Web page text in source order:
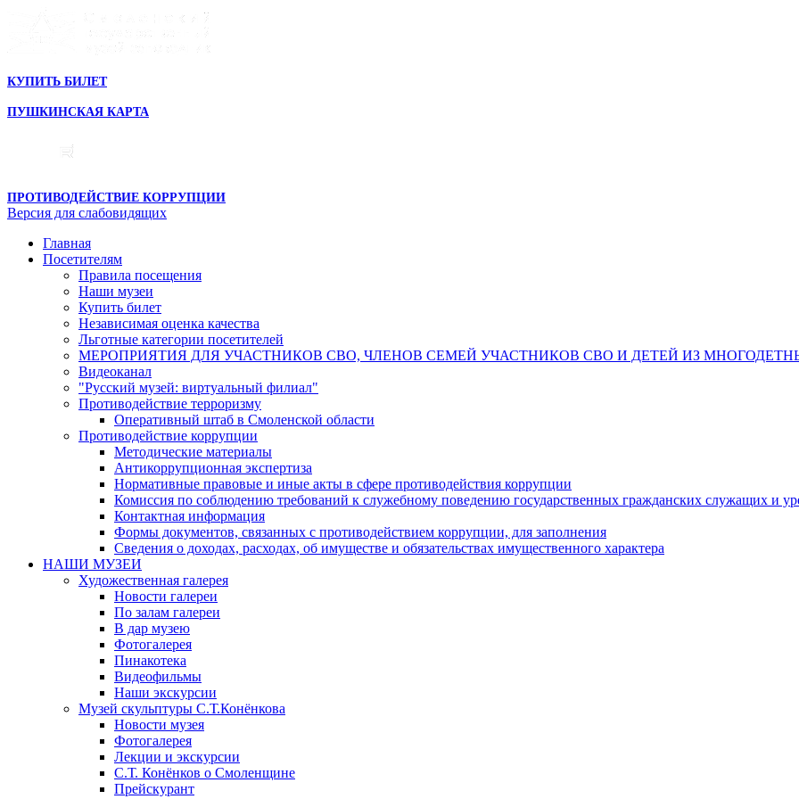
КУПИТЬ БИЛЕТ
ПУШКИНСКАЯ КАРТА
ПРОТИВОДЕЙСТВИЕ КОРРУПЦИИ
Версия для слабовидящих
Главная
Посетителям
Правила посещения
Наши музеи
Купить билет
Независимая оценка качества
Льготные категории посетителей
МЕРОПРИЯТИЯ ДЛЯ УЧАСТНИКОВ СВО, ЧЛЕНОВ СЕМЕЙ УЧАСТНИКОВ СВО И ДЕТЕЙ ИЗ
Видеоканал
"Русский музей: виртуальный филиал"
Противодействие терроризму
Оперативный штаб в Смоленской области
Противодействие коррупции
Методические материалы
Антикоррупционная экспертиза
Нормативные правовые и иные акты в сфере противодействия коррупции
Комиссия по соблюдению требований к служебному поведению государственных гражданских служащих и
Контактная информация
Формы документов, связанных с противодействием коррупции, для заполнения
Сведения о доходах, расходах, об имуществе и обязательствах имущественного характера
НАШИ МУЗЕИ
Художественная галерея
Новости галереи
По залам галереи
В дар музею
Фотогалерея
Пинакотека
Видеофильмы
Наши экскурсии
Музей скульптуры С.Т.Конёнкова
Новости музея
Фотогалерея
Лекции и экскурсии
С.Т. Конёнков о Смоленщине
Прейскурант